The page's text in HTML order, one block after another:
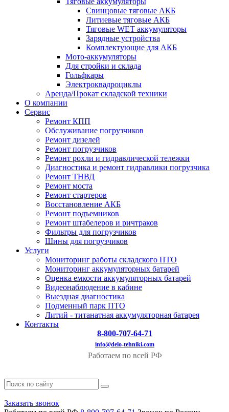
Свинцовые тяговые АКБ
Литиевые тяговые АКБ
Тяговые WET аккумуляторы
Зарядные устройства
Комплектующие для АКБ
Мото-аккумуляторы
Для стройки и склада
Гольфкары
Электроквадроциклы
Аренда/Прокат складской техники
О компании
Сервис
Ремонт КПП
Обслуживание погрузчиков
Ремонт дизелей
Ремонт погрузчиков
Ремонт рохли и гидравлической тележки
Диагностика и ремонт гидравлики погрузчика
Ремонт ТНВД
Ремонт моста
Ремонт стартеров
Восстановление АКБ
Ремонт подъемников
Ремонт штабелеров и ричтраков
Фильтры для погрузчиков
Шины для погрузчиков
Услуги
Мониторинг работы складского ПТО
Мониторинг аккумуляторных батарей
Оценка емкости аккумуляторных батарей
Видеонаблюдение в кабине
Выездная диагностика
Подменный парк ПТО
Литий - титанатная аккумуляторная батарея
Контакты
8-800-707-64-71
info@delo-tehniki.com
Работаем по всей РФ
Заказать звонок